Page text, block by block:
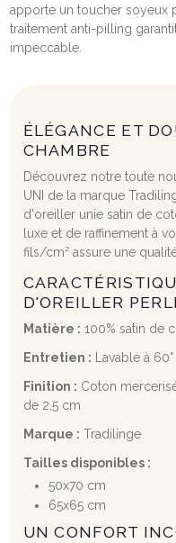
apporte un toucher soyeux
traitement anti-pilling
impeccable.
ÉLÉGANCE ET
CHAMBRE
Découvrez notre toute
UNI de la marque
d'oreiller unie satin de
luxe et de raffinement à
fils/cm² assure une
D'OREILLER
Matière : 100% satin de
Entretien : Lavable à 60°
Finition : Coton
de 2,5 cm
Marque : Tradilinge
Tailles disponibles :
50x70 cm
65x65 cm
UN CONFORT